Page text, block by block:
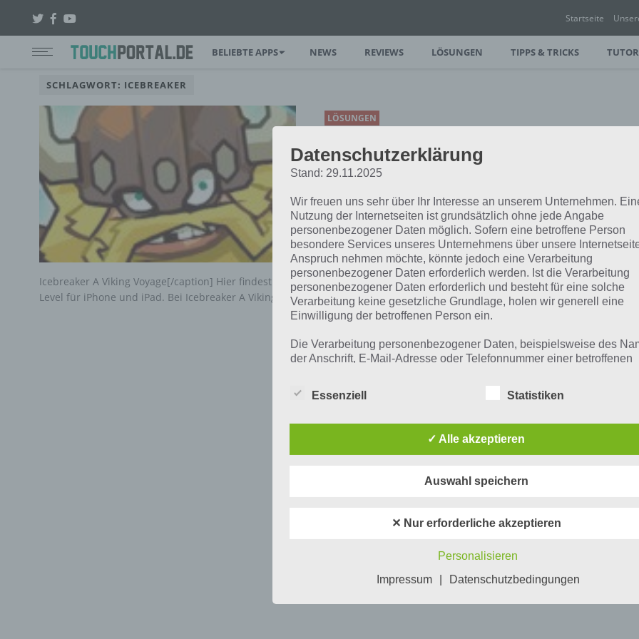
Startseite
BELIEBTE APPS NEWS REVIEWS LÖSUNGEN TIPPS & TRICKS
SCHLAGWORT: ICEBREAKER
LÖSUNGEN
ICEBREAKER A VIKING
VOYAGE LÖSUNG ALLER
LEVEL FÜR IPHONE UND
IPAD
PAUL STELZER-22. JUNI 2013
[caption id="attachment_9871"
align="alignright" width="175"]
Icebreaker A Viking Voyage[/caption] Hier findest du die Icebreaker A Viking Voyage Lösung aller
Level für iPhone und iPad. Bei Icebreaker A Viking…
Datenschutzerklärung
Stand: 29.11.2025
Wir freuen uns sehr über Ihr Interesse an unserem Unternehmen.
Nutzung der Internetseiten ist grundsätzlich ohne jede Angabe
personenbezogener Daten möglich. Sofern eine betroffene Person
besondere Services unseres Unternehmens über unsere
Anspruch nehmen möchte, könnte jedoch eine Verarbeitung
personenbezogener Daten erforderlich werden. Ist die Verarbeitung
personenbezogener Daten erforderlich und besteht für eine solche
Verarbeitung keine gesetzliche Grundlage, holen wir generell eine
Einwilligung der betroffenen Person ein.
Die Verarbeitung personenbezogener Daten, beispielsweise des
der Anschrift, E-Mail-Adresse oder Telefonnummer einer betroffenen
Datenschutzbestimmungen. Mittels dieser Datenschutzerklärung
informieren. Ferner werden betroffene Personen mittels dieser
Datenschutzerklärung über die ihnen zustehenden Rechte
Wir haben als für die Verarbeitung Verantwortlicher zahlreiche
personenbezogenen Daten sicherzustellen. Dennoch können
aufweisen, sodass ein absoluter Schutz nicht gewährleistet werden
Aus diesem Grund steht es jeder betroffenen Person frei,
personenbezogene Daten auch auf alternativen Wegen,
Essenziell Statistiken
✓ Alle akzeptieren
Auswahl speichern
✕ Nur erforderliche akzeptieren
Personalisieren
Impressum
Datenschutzbedingungen